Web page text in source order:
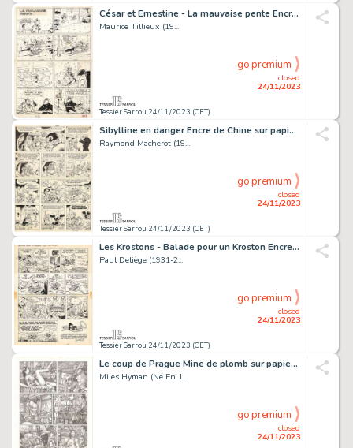
César et Ernestine - La mauvaise pente Encre de Chine...
Maurice Tillieux (19...
Tessier Sarrou 24/11/2023 (CET)
closed
24/11/2023
go premium
Sibylline en danger Encre de Chine sur papier pour...
Raymond Macherot (19...
Tessier Sarrou 24/11/2023 (CET)
closed
24/11/2023
go premium
Les Krostons - Balade pour un Kroston Encre de Chine...
Paul Deliège (1931-2...
Tessier Sarrou 24/11/2023 (CET)
closed
24/11/2023
go premium
Le coup de Prague Mine de plomb sur papier pour la...
Miles Hyman (Né En 1...
closed
24/11/2023
go premium